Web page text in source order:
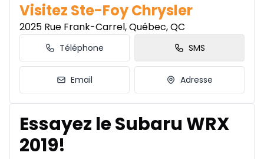
Visitez Ste-Foy Chrysler
2025 Rue Frank-Carrel, Québec, QC
Téléphone SMS
Email Adresse
Essayez le Subaru WRX
2019!